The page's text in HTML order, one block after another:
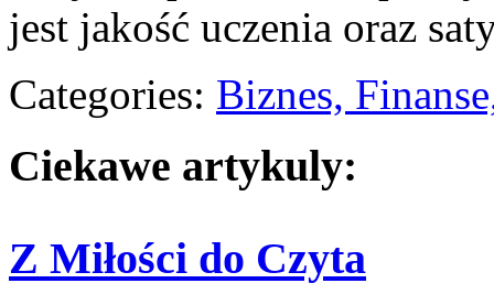
jest jakość uczenia oraz
Categories: Biznes,
Ciekawe artykuly:
Z Miłości do Czyta